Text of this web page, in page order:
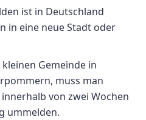
ist in Deutschland
in eine neue Stadt oder
Gemeinde in
muss man
von zwei Wochen
ummelden.